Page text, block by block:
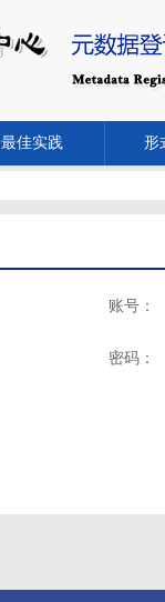
最佳实践 形
账号：
密码：